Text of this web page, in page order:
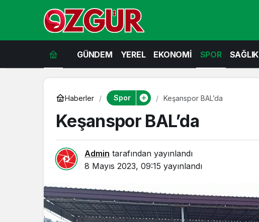
GÜNDEM YEREL EKONOMİ SPOR SAĞLIK
Haberler Spor Keşanspor BAL’da
Keşanspor BAL’da
Admin tarafından yayınlandı
8 Mayıs 2023, 09:15 yayınlandı